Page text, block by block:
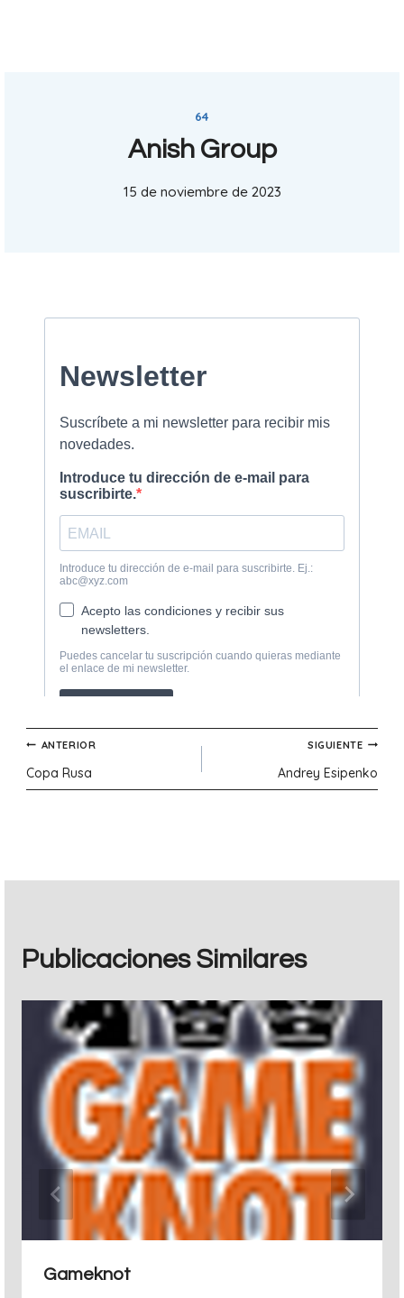
64
Anish Group
15 de noviembre de 2023
Navegación
de
ANTERIOR
Copa Rusa
SIGUIENTE
Andrey Esipenko
Publicaciones Similares
Gameknot